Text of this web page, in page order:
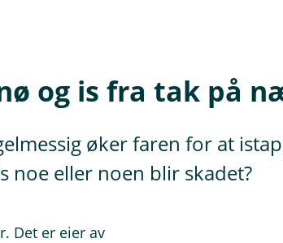
og is fra tak på
øker faren for at
noe eller noen blir skadet?
Det er eier av